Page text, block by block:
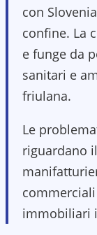
con
confine. La
e funge da
sanitari e
friulana.
Le
riguardano
immobiliari